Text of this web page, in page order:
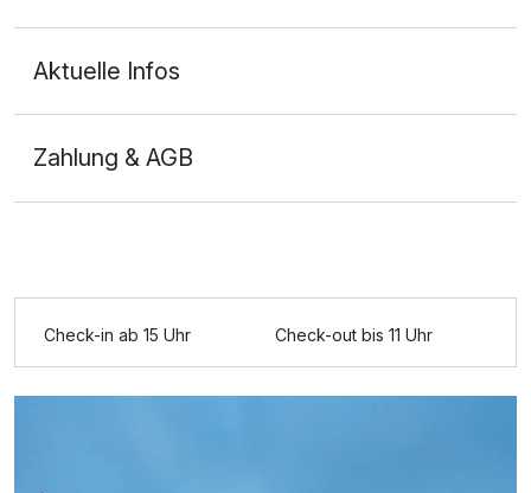
Für 4 Tage p.P. ab221,00 €
Aktuelle Infos
Zahlung & AGB
Check-in ab 15 Uhr Check-out bis 11 Uhr